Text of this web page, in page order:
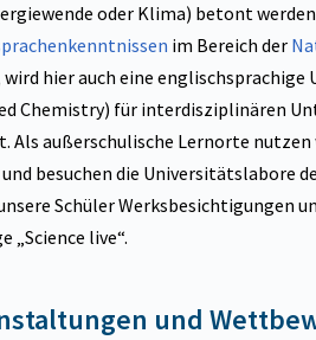
oder Klima) betont
im Bereich der
hier auch eine
Chemistry) für interdisziplinären
Als außerschulische Lernorte nutzen
besuchen die Universitätslabore
Schüler Werksbesichtigungen
„Science live“.
und